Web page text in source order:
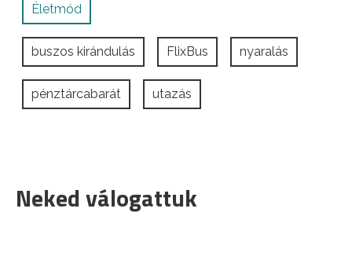
Életmód
buszos kirándulás FlixBus nyaralás
pénztárcabarát utazás
Neked válogattuk